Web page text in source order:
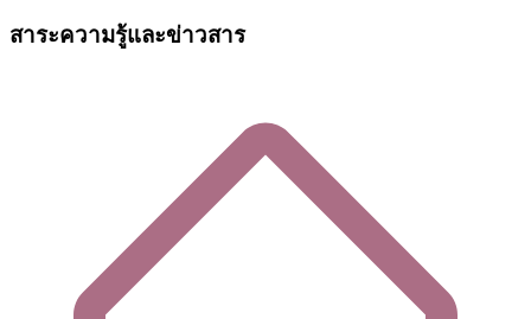
สาระความรู้และข่าวสาร